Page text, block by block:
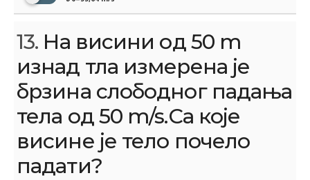
13. На висини од 50 m
изнад тла измерена је
брзина слободног падања
тела од 50 m/s.Са које
висине је тело почело
падати?